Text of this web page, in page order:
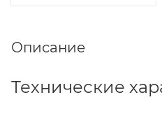
Описание
Технические